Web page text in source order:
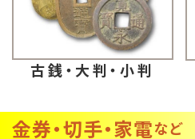
古銭・大判・小判
金券・切手・家電など